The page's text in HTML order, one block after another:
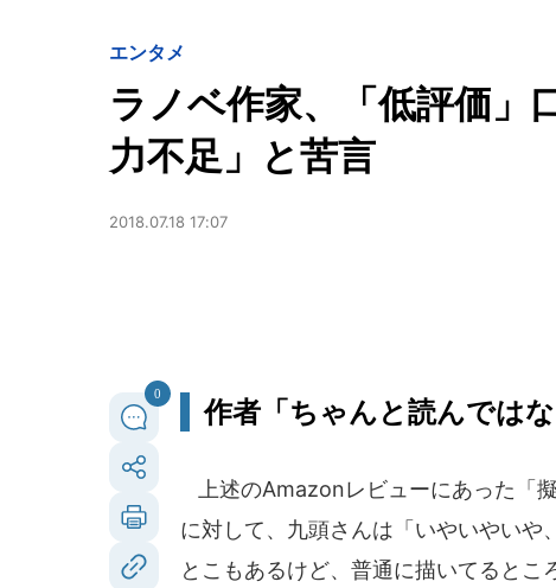
エンタメ
ラノベ作家、「低評価
力不足」と苦言
2018.07.18 17:07
0
作者「ちゃんと読んでは
上述のAmazonレビューにあった「
に対して、九頭さんは「いやいやいや
とこもあるけど、普通に描いてるとこ